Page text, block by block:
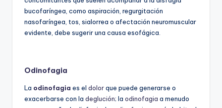
bucofaríngea, como aspiración, regurgitación
nasofaríngea, tos, sialorrea o afectación neuromuscular
evidente, debe sugerir una causa esofágica.
Odinofagia
La odinofagia es el dolorque puede generarse o
exacerbarse con la deglución; la odinofagia a menudo